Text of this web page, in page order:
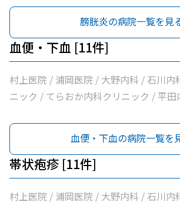
/ 社会医療法人北斗会大洲中央病院
膀胱炎の病院一覧を見
血便・下血 [11件]
村上医院 / 浦岡医院 / 大野内科 / 石川内
ニック / てらおか内科クリニック / 平田
めおか内科 / 社会医療法人北斗会大洲中
血便・下血の病院一覧を
帯状疱疹 [11件]
村上医院 / 浦岡医院 / 大野内科 / 石川内